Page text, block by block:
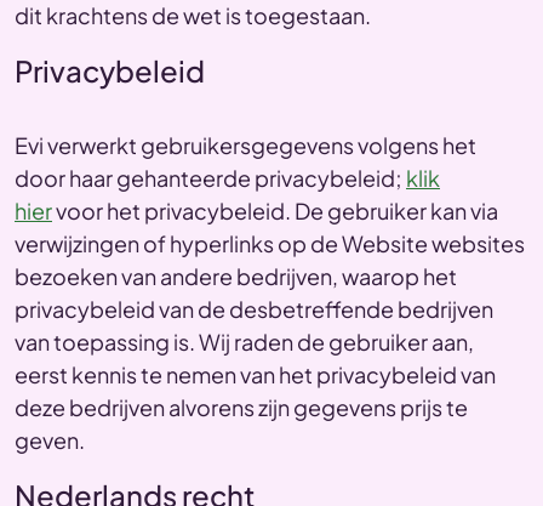
dit krachtens de wet is toegestaan.
Privacybeleid
Evi verwerkt gebruikersgegevens volgens het
door haar gehanteerde privacybeleid; klik
hiervoor het privacybeleid. De gebruiker kan via
verwijzingen of hyperlinks op de Website websites
bezoeken van andere bedrijven, waarop het
privacybeleid van de desbetreffende bedrijven
van toepassing is. Wij raden de gebruiker aan,
eerst kennis te nemen van het privacybeleid van
deze bedrijven alvorens zijn gegevens prijs te
geven.
Nederlands recht